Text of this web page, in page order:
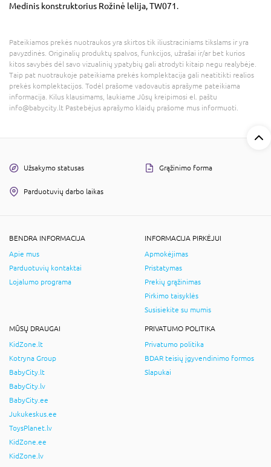
Medinis konstruktorius Rožinė lelija, TW071.
Pateikiamos prekės nuotraukos yra skirtos tik iliustraciniams tikslams ir yra
pavyzdinės. Originalių produktų spalvos, funkcijos, užrašai ir/ar bet kurios
kitos savybės dėl savo vizualinių ypatybių gali atrodyti kitaip negu realybėje.
Taip pat nuotraukoje pateikiama prekės komplektacija gali neatitikti realios
prekės komplektacijos. Todėl prašome vadovautis aprašyme pateikiama
informacija. Kilus klausimams, laukiame Jūsų kreipimosi el. paštu
info@babycity.lt Pastebėjus aprašymo klaidų prašome mus informuoti.
Užsakymo statusas Grąžinimo forma
Parduotuvių darbo laikas
BENDRA INFORMACIJA
Apie mus
Parduotuvių kontaktai
Lojalumo programa
INFORMACIJA PIRKĖJUI
Apmokėjimas
Pristatymas
Prekių grąžinimas
Pirkimo taisyklės
Susisiekite su mumis
MŪSŲ DRAUGAI
KidZone.lt
Kotryna Group
BabyCity.lt
BabyCity.lv
BabyCity.ee
Jukukeskus.ee
ToysPlanet.lv
KidZone.ee
KidZone.lv
PRIVATUMO POLITIKA
Privatumo politika
BDAR teisių įgyvendinimo formos
Slapukai